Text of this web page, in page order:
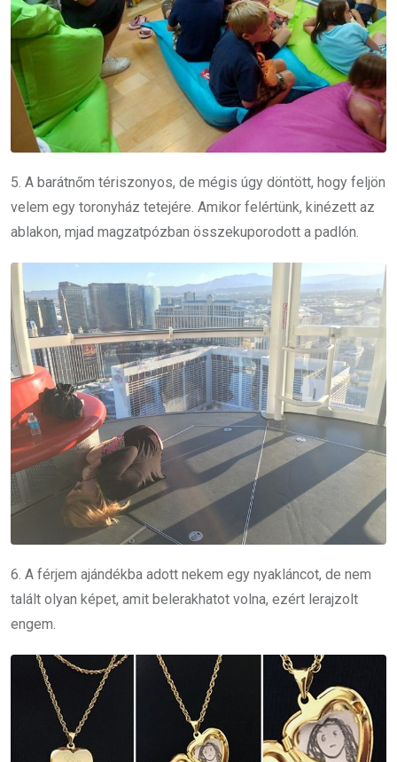
5. A barátnőm tériszonyos, de mégis úgy döntött, hogy feljön
velem egy toronyház tetejére. Amikor felértünk, kinézett az
ablakon, mjad magzatpózban összekuporodott a padlón.
6. A férjem ajándékba adott nekem egy nyakláncot, de nem
talált olyan képet, amit belerakhatot volna, ezért lerajzolt
engem.